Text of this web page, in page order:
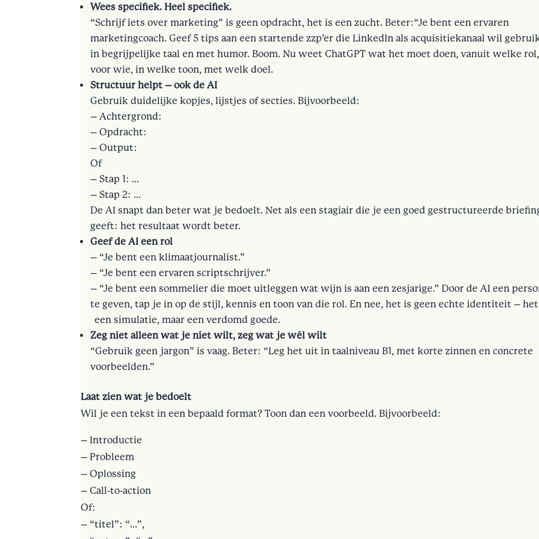
Wees specifiek. Heel specifiek.
“Schrijf iets over marketing” is geen opdracht, het is een zucht. Beter:“Je bent een ervaren
marketingcoach. Geef 5 tips aan een startende zzp’er die LinkedIn als acquisitiekanaal wil
in begrijpelijke taal en met humor. Boom. Nu weet ChatGPT wat het moet doen, vanuit welke rol,
voor wie, in welke toon, met welk doel.
Structuur helpt – ook de AI
Gebruik duidelijke kopjes, lijstjes of secties. Bijvoorbeeld:
– Achtergrond:
– Opdracht:
– Output:
Of
– Stap 1: …
– Stap 2: …
De AI snapt dan beter wat je bedoelt. Net als een stagiair die je een goed gestructureerde
geeft: het resultaat wordt beter.
Geef de AI een rol
– “Je bent een klimaatjournalist.”
– “Je bent een ervaren scriptschrijver.”
– “Je bent een sommelier die moet uitleggen wat wijn is aan een zesjarige.” Door de AI een
te geven, tap je in op de stijl, kennis en toon van die rol. En nee, het is geen echte identiteit –
een simulatie, maar een verdomd goede.
Zeg niet alleen wat je níet wilt, zeg wat je wél wilt
“Gebruik geen jargon” is vaag. Beter: “Leg het uit in taalniveau B1, met korte zinnen en concrete
voorbeelden.”
Laat zien wat je bedoelt
Wil je een tekst in een bepaald format? Toon dan een voorbeeld. Bijvoorbeeld:
– Introductie
– Probleem
– Oplossing
– Call-to-action
Of:
– “titel”: “…”,